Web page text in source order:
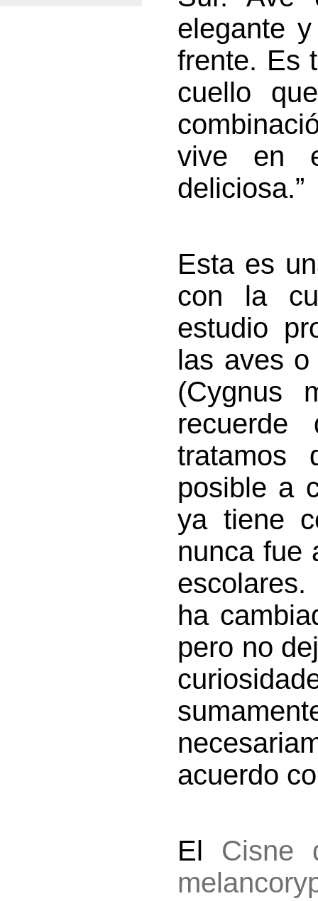
elegante
frente. Es
cuello
vive en
deliciosa.”
Esta es
con la
estudio
las aves
(Cygnus
recuerde
tratamos
posible a
ya tiene
nunca fue
ha
pero no
acuerdo
El Cisne